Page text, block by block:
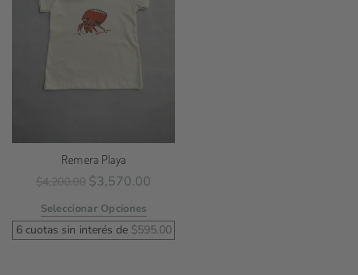
Remera Playa
$4,200.00 $3,570.00
Seleccionar Opciones
6 cuotas sin interés de $595.00